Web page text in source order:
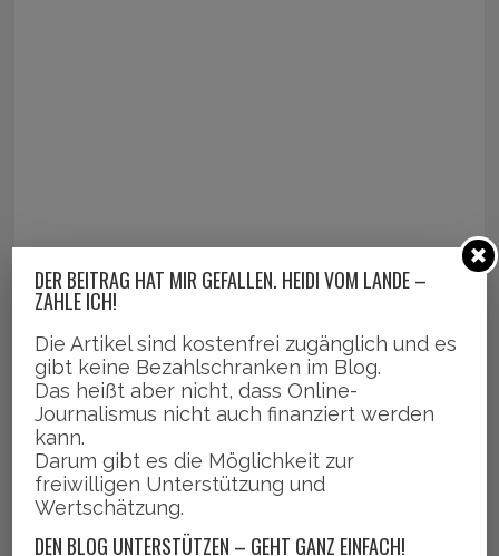
DER BEITRAG HAT MIR GEFALLEN. HEIDI VOM LANDE –
ZAHLE ICH!
Die Artikel sind kostenfrei zugänglich und es
gibt keine Bezahlschranken im Blog.
Das heißt aber nicht, dass Online-
Journalismus nicht auch finanziert werden
kann.
Darum gibt es die Möglichkeit zur
freiwilligen Unterstützung und
Wertschätzung.
DEN BLOG UNTERSTÜTZEN – GEHT GANZ EINFACH!